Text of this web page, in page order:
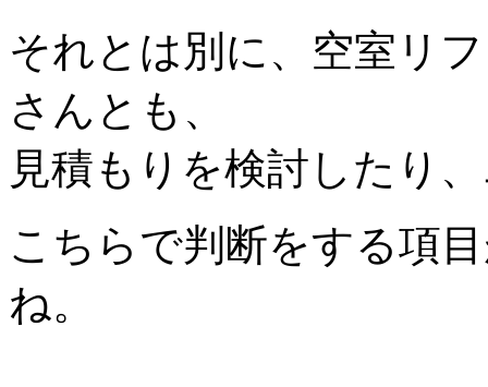
それとは別に、空室リ
さんとも、
見積もりを検討したり
こちらで判断をする項
ね。